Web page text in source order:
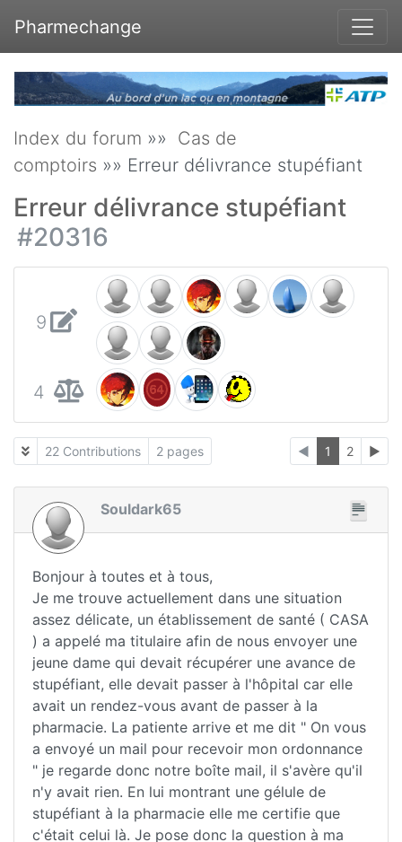
Pharmechange
Index du forum »» Cas de
comptoirs »» Erreur délivrance stupéfiant
Erreur délivrance stupéfiant
#20316
9
4
22 Contributions 2 pages ◄ 1 2 ►
Souldark65
Bonjour à toutes et à tous,
Je me trouve actuellement dans une situation
assez délicate, un établissement de santé ( CASA
) a appelé ma titulaire afin de nous envoyer une
jeune dame qui devait récupérer une avance de
stupéfiant, elle devait passer à l'hôpital car elle
avait un rendez-vous avant de passer à la
pharmacie. La patiente arrive et me dit " On vous
a envoyé un mail pour recevoir mon ordonnance
" je regarde donc notre boîte mail, il s'avère qu'il
n'y avait rien. En lui montrant une gélule de
stupéfiant à la pharmacie elle me certifie que
c'était celui là. Je pose donc la question à ma